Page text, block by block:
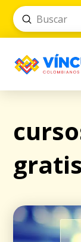
Search
Submit
gratis